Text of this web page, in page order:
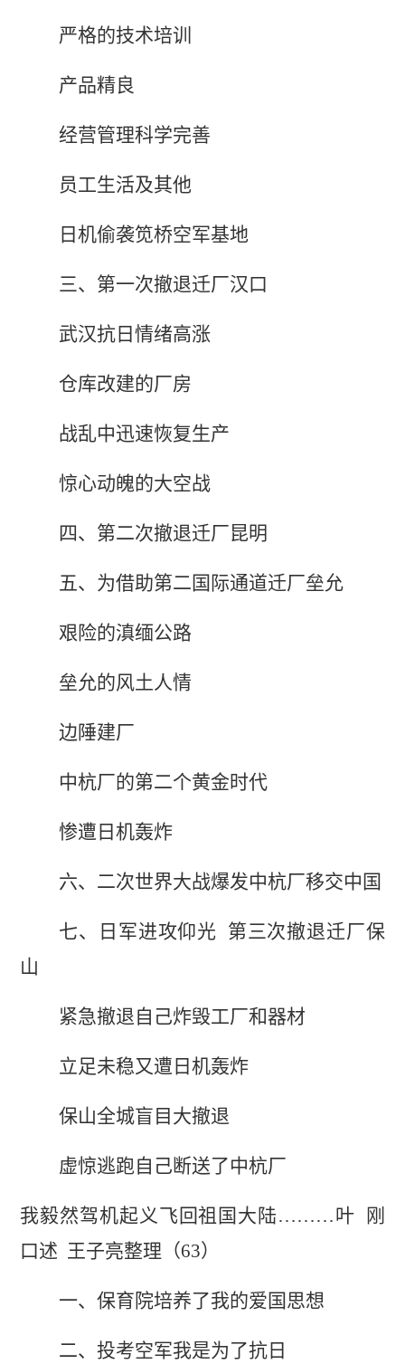
严格的技术培训
产品精良
经营管理科学完善
员工生活及其他
日机偷袭笕桥空军基地
三、第一次撤退迁厂汉口
武汉抗日情绪高涨
仓库改建的厂房
战乱中迅速恢复生产
惊心动魄的大空战
四、第二次撤退迁厂昆明
五、为借助第二国际通道迁厂垒允
艰险的滇缅公路
垒允的风土人情
边陲建厂
中杭厂的第二个黄金时代
惨遭日机轰炸
六、二次世界大战爆发中杭厂移交中国
七、日军进攻仰光 第三次撤退迁厂保
山
紧急撤退自己炸毁工厂和器材
立足未稳又遭日机轰炸
保山全城盲目大撤退
虚惊逃跑自己断送了中杭厂
我毅然驾机起义飞回祖国大陆………叶 刚
口述 王子亮整理（63）
一、保育院培养了我的爱国思想
二、投考空军我是为了抗日